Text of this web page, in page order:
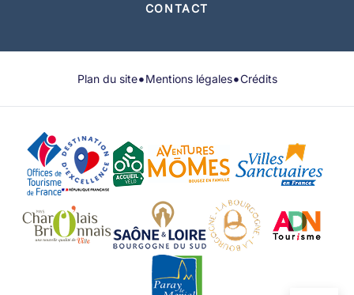
CONTACT
Plan du site•Mentions légales•Crédits